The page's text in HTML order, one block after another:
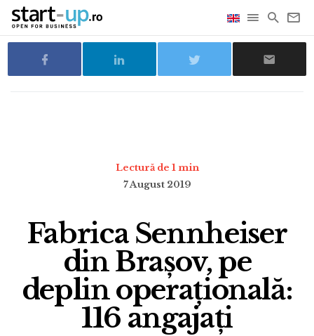
Lectură de 1 min
7 August 2019
Fabrica Sennheiser
din Brașov, pe
deplin operațională:
116 angajați